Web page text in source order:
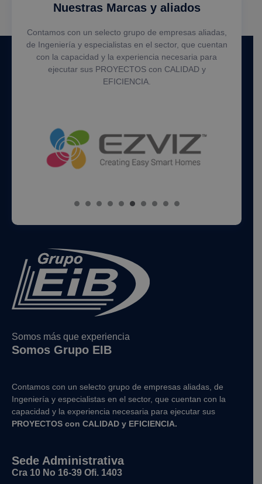
Nuestras Marcas y aliados
Contamos con un selecto grupo de empresas aliadas,
de Ingeniería y especialistas en el sector, que cuentan
con la capacidad y la experiencia necesaria para
ejecutar sus PROYECTOS con CALIDAD y
EFICIENCIA.
Somos más que experiencia
Somos Grupo EIB
Contamos con un selecto grupo de empresas aliadas, de
Ingeniería y especialistas en el sector, que cuentan con la
capacidad y la experiencia necesaria para ejecutar sus
PROYECTOS con CALIDAD y EFICIENCIA.
Sede Administrativa
Cra 10 No 16-39 Ofi. 1403